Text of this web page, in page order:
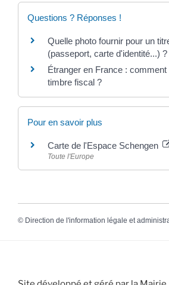
Questions ? Réponses !
Quelle photo fournir pour un
(passeport, carte d'identité...) ?
Étranger en France : comment
timbre fiscal ?
Pour en savoir plus
Carte de l'Espace Schengen
Toute l'Europe
© Direction de l'information légale et